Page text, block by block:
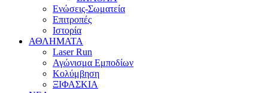
Ενώσεις-Σωματεία
Επιτροπές
Ιστορία
ΑΘΛΗΜΑΤΑ
Laser Run
Αγώνισμα Εμποδίων
Κολύμβηση
ΞΙΦΑΣΚΙΑ